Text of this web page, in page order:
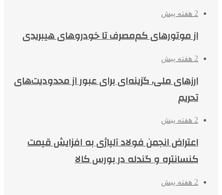
2 هفته پیش
از موتورهای کم‌مصرف تا خودروهای هیبریدی
2 هفته پیش
ارزهای ملی، گزینه‌ای برای عبور از محدودیت‌های
تحریم
2 هفته پیش
اعتراض انجمن فولاد آلیاژی به افزایش قیمت
کنسانتره و گندله در بورس کالا
2 هفته پیش